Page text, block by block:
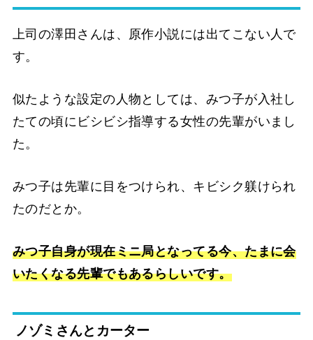
上司の澤田さんは、原作小説には出てこない人で
す。
似たような設定の人物としては、みつ子が入社し
たての頃にビシビシ指導する女性の先輩がいまし
た。
みつ子は先輩に目をつけられ、キビシク躾けられ
たのだとか。
みつ子自身が現在ミニ局となってる今、たまに会
いたくなる先輩でもあるらしいです。
ノゾミさんとカーター